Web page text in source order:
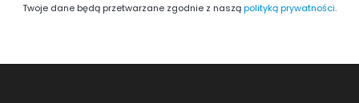
Twoje dane będą przetwarzane zgodnie z nasząpolityką prywatności.